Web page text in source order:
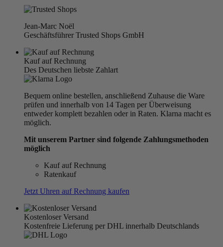
Jean-Marc Noël
Geschäftsführer Trusted Shops GmbH
Kauf auf Rechnung
Des Deutschen liebste Zahlart
Bequem online bestellen, anschließend Zuhause die Ware
prüfen und innerhalb von 14 Tagen per Überweisung
entweder komplett bezahlen oder in Raten. Klarna macht es
möglich.
Mit unserem Partner sind folgende Zahlungsmethoden
möglich
Kauf auf Rechnung
Ratenkauf
Jetzt Uhren auf Rechnung kaufen
Kostenloser Versand
Kostenfreie Lieferung per DHL innerhalb Deutschlands